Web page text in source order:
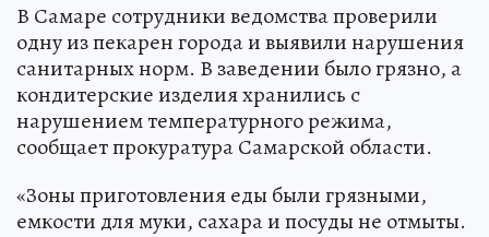
В Самаре сотрудники ведомства проверили
одну из пекарен города и выявили нарушения
санитарных норм. В заведении было грязно, а
кондитерские изделия хранились с
нарушением температурного режима,
сообщает прокуратура Самарской области.
«Зоны приготовления еды были грязными,
емкости для муки, сахара и посуды не отмыты.